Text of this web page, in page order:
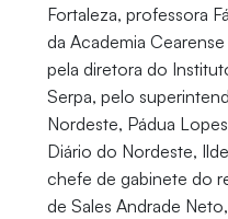
Fortaleza, professora
da Academia
pela diretora do
Serpa, pelo
Nordeste, Pádua
Diário do Nordeste,
chefe de gabinete do
de Sales Andrade